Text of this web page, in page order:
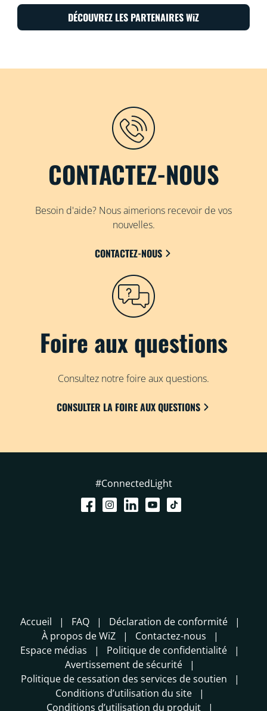
DÉCOUVREZ LES PARTENAIRES WiZ
CONTACTEZ-NOUS
Besoin d'aide? Nous aimerions recevoir de vos
nouvelles.
CONTACTEZ-NOUS
Foire aux questions
Consultez notre foire aux questions.
CONSULTER LA FOIRE AUX QUESTIONS
#ConnectedLight
Accueil FAQ
Déclaration de conformité
À propos de WiZ
Contactez-nous
Espace médias
Politique de confidentialité
Avertissement de sécurité
Politique de cessation des services de soutien
Conditions d’utilisation du site
Conditions d’utilisation du produit